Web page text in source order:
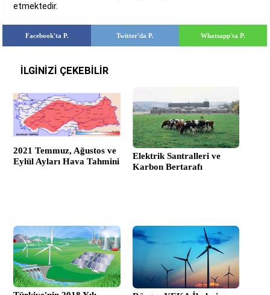
etmektedir.
Facebook'ta P. Twitter'da P. Whatsapp'ta P.
İLGİNİZİ ÇEKEBİLİR
2021 Temmuz, Ağustos ve
Eylül Ayları Hava Tahmini
Elektrik Santralleri ve
Karbon Bertarafı